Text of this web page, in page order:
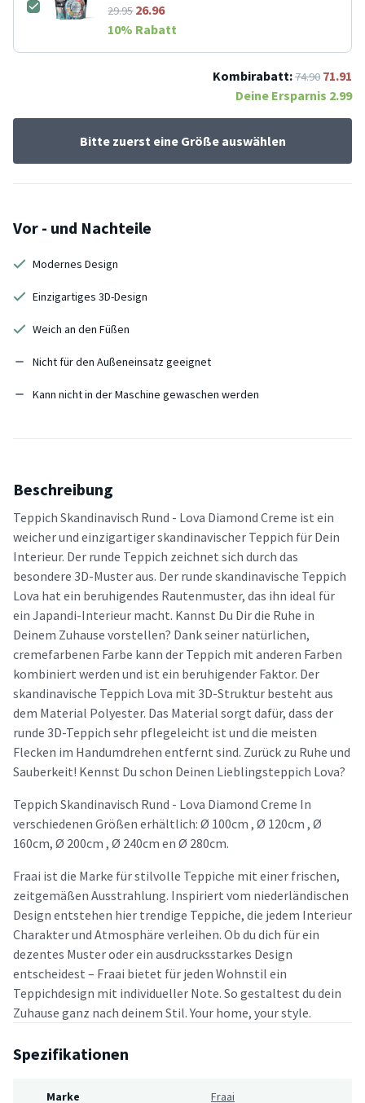
29.9526.96
10% Rabatt
Kombirabatt:74.90 71.91
Deine Ersparnis 2.99
Bitte zuerst eine Größe auswählen
Vor - und Nachteile
Modernes Design
Einzigartiges 3D-Design
Weich an den Füßen
Nicht für den Außeneinsatz geeignet
Kann nicht in der Maschine gewaschen werden
Beschreibung
Teppich Skandinavisch Rund - Lova Diamond Creme ist ein
weicher und einzigartiger skandinavischer Teppich für Dein
Interieur. Der runde Teppich zeichnet sich durch das
besondere 3D-Muster aus. Der runde skandinavische Teppich
Lova hat ein beruhigendes Rautenmuster, das ihn ideal für
ein Japandi-Interieur macht. Kannst Du Dir die Ruhe in
Deinem Zuhause vorstellen? Dank seiner natürlichen,
cremefarbenen Farbe kann der Teppich mit anderen Farben
kombiniert werden und ist ein beruhigender Faktor. Der
skandinavische Teppich Lova mit 3D-Struktur besteht aus
dem Material Polyester. Das Material sorgt dafür, dass der
runde 3D-Teppich sehr pflegeleicht ist und die meisten
Flecken im Handumdrehen entfernt sind. Zurück zu Ruhe und
Sauberkeit! Kennst Du schon Deinen Lieblingsteppich Lova?
Teppich Skandinavisch Rund - Lova Diamond Creme In
verschiedenen Größen erhältlich: Ø 100cm , Ø 120cm , Ø
160cm, Ø 200cm , Ø 240cm en Ø 280cm.
Fraai ist die Marke für stilvolle Teppiche mit einer frischen,
zeitgemäßen Ausstrahlung. Inspiriert vom niederländischen
Design entstehen hier trendige Teppiche, die jedem Interieur
Charakter und Atmosphäre verleihen. Ob du dich für ein
dezentes Muster oder ein ausdrucksstarkes Design
entscheidest – Fraai bietet für jeden Wohnstil ein
Teppichdesign mit individueller Note. So gestaltest du dein
Zuhause ganz nach deinem Stil. Your home, your style.
Spezifikationen
Marke Fraai